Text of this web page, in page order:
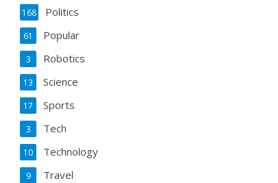
Politics
168
Popular
61
Robotics
3
Science
13
Sports
17
Tech
3
Technology
10
Travel
9